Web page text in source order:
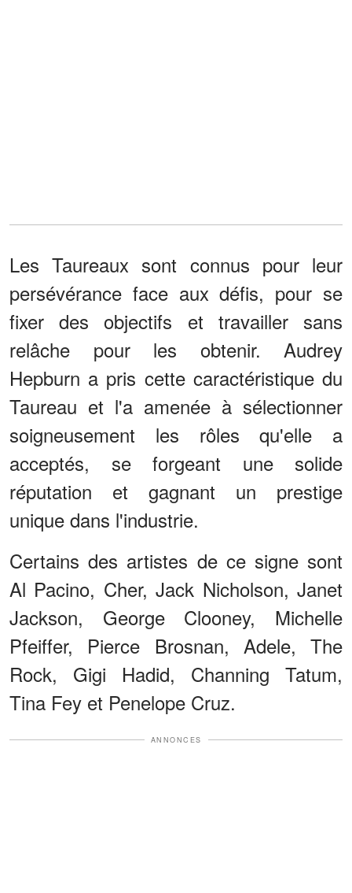
Les Taureaux sont connus pour leur
persévérance face aux défis, pour se
fixer des objectifs et travailler sans
relâche pour les obtenir. Audrey
Hepburn a pris cette caractéristique du
Taureau et l'a amenée à sélectionner
soigneusement les rôles qu'elle a
acceptés, se forgeant une solide
réputation et gagnant un prestige
unique dans l'industrie.
Certains des artistes de ce signe sont
Al Pacino, Cher, Jack Nicholson, Janet
Jackson, George Clooney, Michelle
Pfeiffer, Pierce Brosnan, Adele, The
Rock, Gigi Hadid, Channing Tatum,
Tina Fey et Penelope Cruz.
ANNONCES